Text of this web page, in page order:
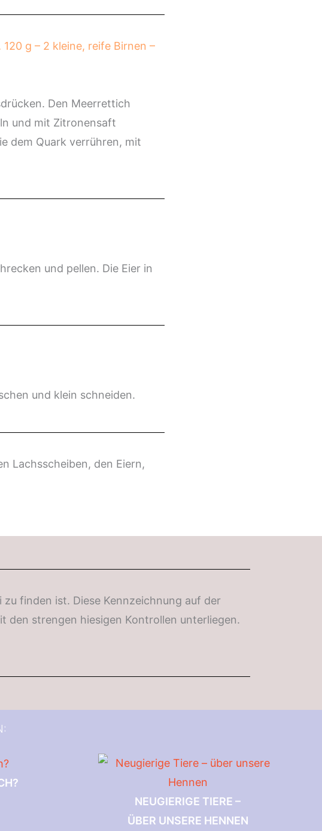
g – 2 kleine, reife Birnen –
Den Meerrettich
und mit Zitronensaft
dem Quark verrühren, mit
und pellen. Die Eier in
und klein schneiden.
Lachsscheiben, den Eiern,
finden ist. Diese Kennzeichnung auf der
den strengen hiesigen Kontrollen unterliegen.
NEUGIERIGE TIERE –
ÜBER UNSERE HENNEN